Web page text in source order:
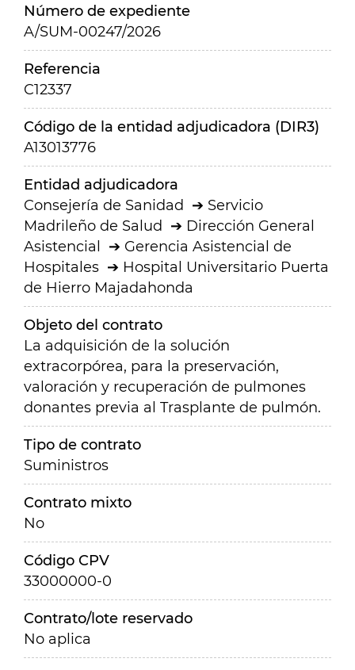
Número de expediente
A/SUM-00247/2026
Referencia
C12337
Código de la entidad adjudicadora (DIR3)
A13013776
Entidad adjudicadora
Consejería de Sanidad
Servicio
Madrileño de Salud
Dirección General
Asistencial
Gerencia Asistencial de
Hospitales
Hospital Universitario Puerta
de Hierro Majadahonda
Objeto del contrato
La adquisición de la solución
extracorpórea, para la preservación,
valoración y recuperación de pulmones
donantes previa al Trasplante de pulmón.
Tipo de contrato
Suministros
Contrato mixto
No
Código CPV
33000000-0
Contrato/lote reservado
No aplica